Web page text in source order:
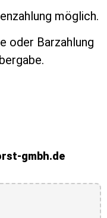
möglich.
oder Barzahlung
gmbh.de